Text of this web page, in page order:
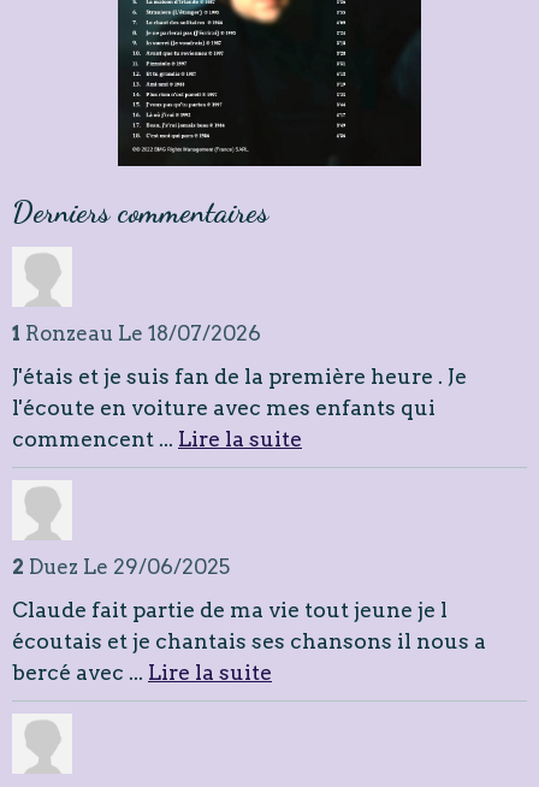
Derniers commentaires
1 Ronzeau Le 18/07/2026
J'étais et je suis fan de la première heure . Je
l'écoute en voiture avec mes enfants qui
commencent ... Lire la suite
2 Duez Le 29/06/2025
Claude fait partie de ma vie tout jeune je l
écoutais et je chantais ses chansons il nous a
bercé avec ... Lire la suite